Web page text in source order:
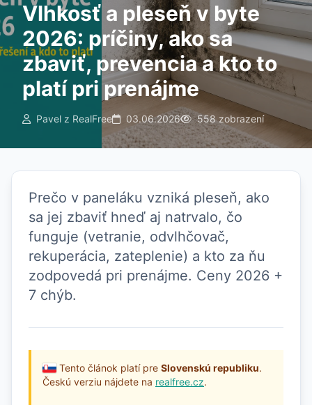
Vlhkosť a pleseň v byte
2026: príčiny, ako sa
zbaviť, prevencia a kto to
platí pri prenájme
Pavel z RealFree 03.06.2026 558 zobrazení
Prečo v paneláku vzniká pleseň, ako
sa jej zbaviť hneď aj natrvalo, čo
funguje (vetranie, odvlhčovač,
rekuperácia, zateplenie) a kto za ňu
zodpovedá pri prenájme. Ceny 2026 +
7 chýb.
Tento článok platí pre Slovenskú republiku.
Českú verziu nájdete na realfree.cz.